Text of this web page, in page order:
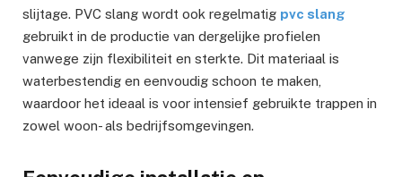
slijtage. PVC slang wordt ook regelmatig pvc slang
gebruikt in de productie van dergelijke profielen
vanwege zijn flexibiliteit en sterkte. Dit materiaal is
waterbestendig en eenvoudig schoon te maken,
waardoor het ideaal is voor intensief gebruikte trappen in
zowel woon- als bedrijfsomgevingen.